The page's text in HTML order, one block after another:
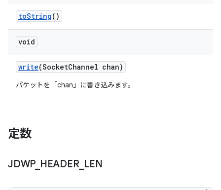
toString()
void
write(SocketChannel chan)
パケットを「chan」に書き込みます。
定数
JDWP_ HEADER_ LEN